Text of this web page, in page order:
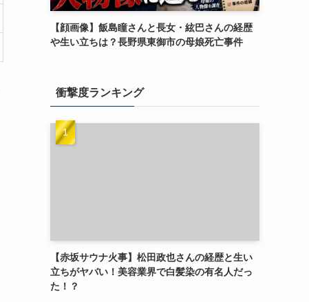
【顔画像】飯島瞳さんと長女・絃巴さんの経歴
や生い立ちは？長野県東御市の母娘死亡事件
衝撃度ランキング
【赤坂サウナ火事】松田政也さんの経歴と生い
立ちがヤバい！美容業界で白髪染の有名人だっ
た！？